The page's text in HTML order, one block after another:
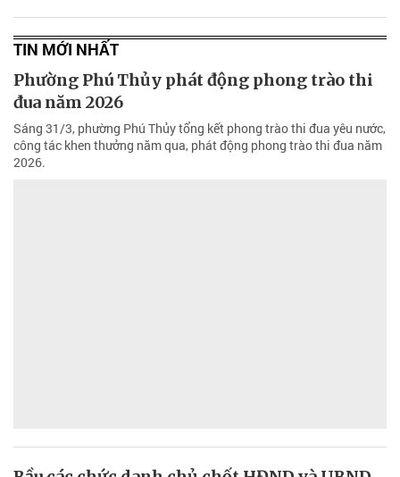
TIN MỚI NHẤT
Phường Phú Thủy phát động phong trào thi
đua năm 2026
Sáng 31/3, phường Phú Thủy tổng kết phong trào thi đua yêu nước,
công tác khen thưởng năm qua, phát động phong trào thi đua năm
2026.